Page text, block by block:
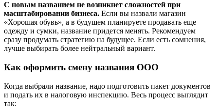
С новым названием не возникнет сложностей при
масштабировании бизнеса. Если вы назвали магазин
«Хорошая обувь», а в будущем планируете продавать еще
одежду и сумки, название придется менять. Рекомендуем
сразу продумать стратегию на будущее. Если есть сомнения,
лучше выбирать более нейтральный вариант.
Как оформить смену названия ООО
Когда выбрали название, надо подготовить пакет документов
и подать их в налоговую инспекцию. Весь процесс выглядит
так: